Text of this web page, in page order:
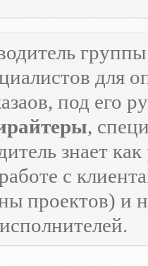
для
под его
,
знает
с
проектов) и